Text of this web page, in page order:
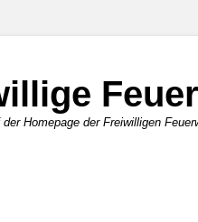
Homepage der Freiwilligen